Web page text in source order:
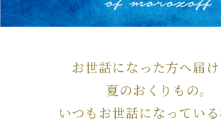
お世話になった方へ届け
夏のおくりもの。
いつもお世話になってい